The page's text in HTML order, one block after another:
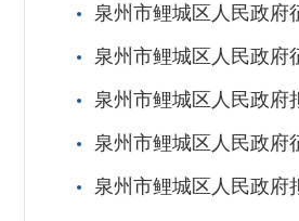
泉州市鲤城区人民政府
泉州市鲤城区人民政府
泉州市鲤城区人民政府
泉州市鲤城区人民政府
泉州市鲤城区人民政府